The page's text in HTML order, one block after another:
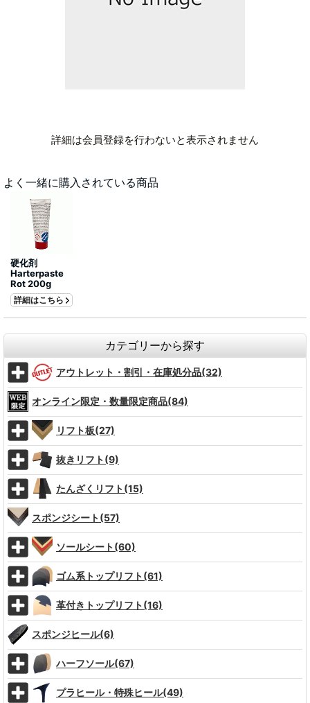
詳細は会員登録を行わないと表示されません
よく一緒に購入されている商品
硬化剤
Harterpaste
Rot 200g
詳細はこちら
カテゴリーから探す
アウトレット・割引・在庫処分品(32)
オンライン限定・数量限定商品(84)
リフト板(27)
抜きリフト(9)
たんざくリフト(15)
スポンジシート(57)
ソールシート(60)
ゴム系トップリフト(61)
革付きトップリフト(16)
スポンジヒール(6)
ハーフソール(67)
プラヒール・特殊ヒール(49)